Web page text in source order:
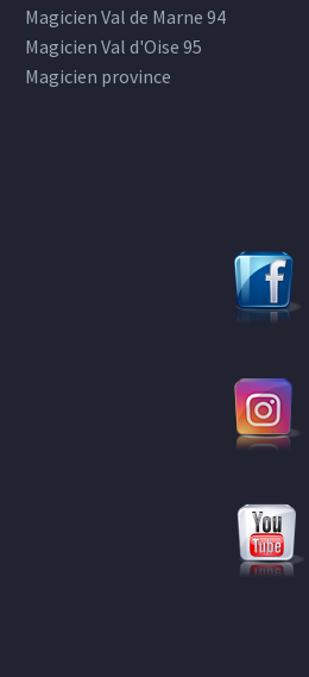
Magicien Val de Marne 94
Magicien Val d'Oise 95
Magicien province